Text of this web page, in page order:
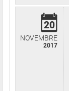
20
NOVEMBRE
2017